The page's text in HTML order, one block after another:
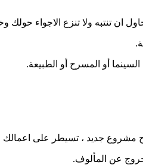
ان تنتبه ولا تنزع الاجواء
أو المسرح أو الطبيعة.
، تسيطر على اعمالك بقوة
عن المألوف.